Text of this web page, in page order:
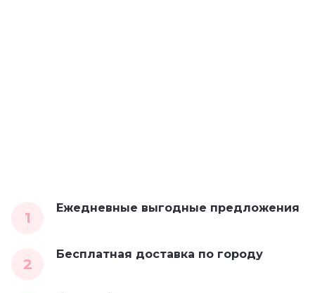
1
Ежедневные выгодные предложения
2
Бесплатная доставка по городу